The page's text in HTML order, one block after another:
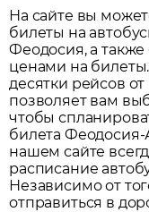
На сайте вы
билеты на
Феодосия, а
ценами на
десятки рейсов
позволяет вам
чтобы
билета Феодосия-
нашем сайте
расписание
Независимо от
отправиться в